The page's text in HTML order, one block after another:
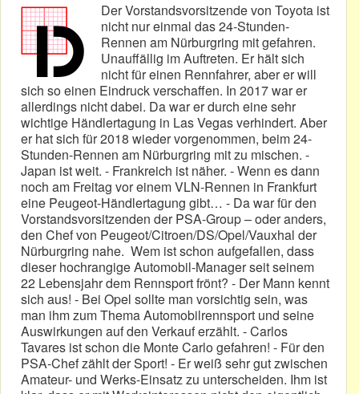
Der Vorstandsvorsitzende von Toyota ist
nicht nur einmal das 24-Stunden-
Rennen am Nürburgring mit gefahren.
Unauffällig im Auftreten. Er hält sich
nicht für einen Rennfahrer, aber er will
sich so einen Eindruck verschaffen. In 2017 war er
allerdings nicht dabei. Da war er durch eine sehr
wichtige Händlertagung in Las Vegas verhindert. Aber
er hat sich für 2018 wieder vorgenommen, beim 24-
Stunden-Rennen am Nürburgring mit zu mischen. -
Japan ist weit. - Frankreich ist näher. - Wenn es dann
noch am Freitag vor einem VLN-Rennen in Frankfurt
eine Peugeot-Händlertagung gibt… - Da war für den
Vorstandsvorsitzenden der PSA-Group – oder anders,
den Chef von Peugeot/Citroen/DS/Opel/Vauxhal der
Nürburgring nahe. Wem ist schon aufgefallen, dass
dieser hochrangige Automobil-Manager seit seinem
22 Lebensjahr dem Rennsport frönt? - Der Mann kennt
sich aus! - Bei Opel sollte man vorsichtig sein, was
man ihm zum Thema Automobilrennsport und seine
Auswirkungen auf den Verkauf erzählt. - Carlos
Tavares ist schon die Monte Carlo gefahren! - Für den
PSA-Chef zählt der Sport! - Er weiß sehr gut zwischen
Amateur- und Werks-Einsatz zu unterscheiden. Ihm ist